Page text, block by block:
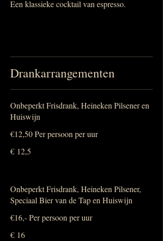
Een klassieke cocktail van espresso.
Drankarrangementen
Onbeperkt Frisdrank, Heineken Pilsener en
Huiswijn
€12,50 Per persoon per uur
€ 12,5
Onbeperkt Frisdrank, Heineken Pilsener,
Speciaal Bier van de Tap en Huiswijn
€16,- Per persoon per uur
€ 16